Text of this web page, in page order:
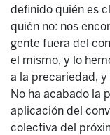
definido quién es
quién no: nos
gente fuera del
el mismo, y lo
a la precariedad,
No ha acabado la
aplicación del
colectiva del